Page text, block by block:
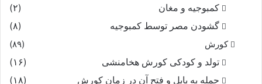
کمبوجیه و مغان
(۲)
گشودن مصر توسط کمبوجیه
(۸)
کورش
(۸۹)
تولد و کودکی کورش هخامنشی
(۱۶)
حمله به بابل و فتح آن در زمان کورش
(۱۸)